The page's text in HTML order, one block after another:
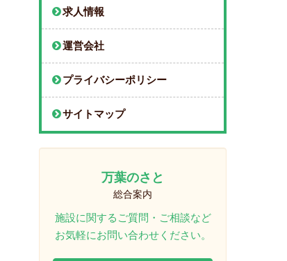
求人情報
運営会社
プライバシーポリシー
サイトマップ
万葉のさと
総合案内
施設に関するご質問・ご相談など
お気軽にお問い合わせください。